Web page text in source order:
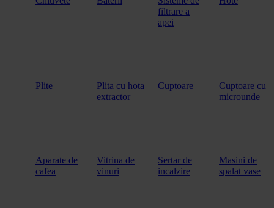
filtrare a
apei
Plite
Plita cu hota
extractor
Cuptoare
Cuptoare cu
microunde
Aparate de
cafea
Vitrina de
vinuri
Sertar de
incalzire
Masini de
spalat vase